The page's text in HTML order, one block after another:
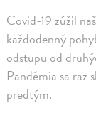
Covid-19 zúžil
každodenný
odstupu od
Pandémia sa raz
predtým.